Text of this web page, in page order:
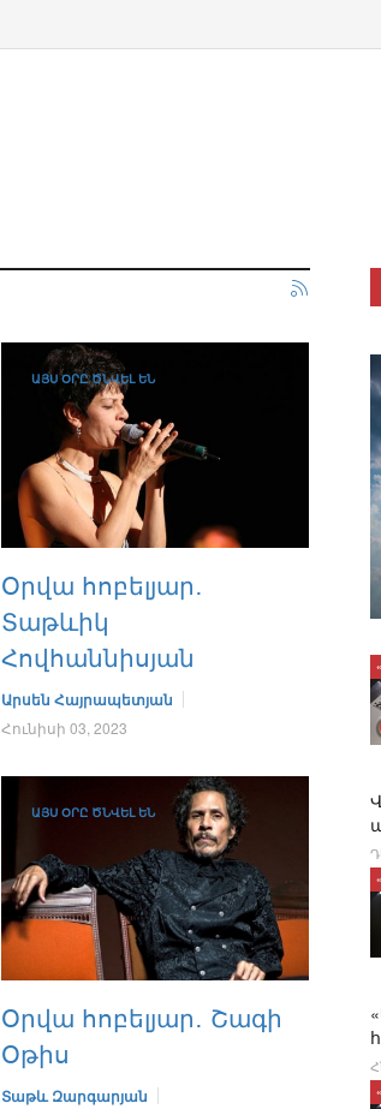
ԱՅՍ ՕՐԸ ԾՆՎԵԼ ԵՆ
Օրվա հոբելյար․
Տաթևիկ
Հովհաննիսյան
Արսեն Հայրապետյան
Հունիսի 03, 2023
ԱՅՍ ՕՐԸ ԾՆՎԵԼ ԵՆ
Օրվա հոբելյար․ Շագի
Օթիս
Տաթև Զարգարյան